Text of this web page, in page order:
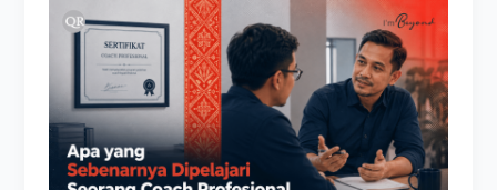
yang
Sebenarnya
Dipelajari
Seorang
Coach
Profesional